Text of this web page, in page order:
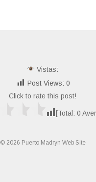
Vistas:
Post Views: 0
Click to rate this post!
[Total: 0
© 2026 Puerto Madryn Web Site